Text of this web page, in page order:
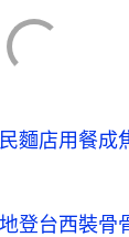
麵店用餐
地登台西裝